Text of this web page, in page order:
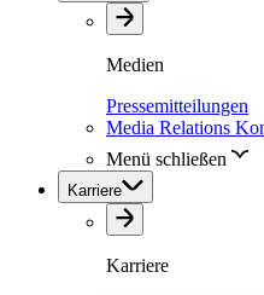
Medien
Pressemitteilungen
Media Relations
Menü schließen
Karriere
Karriere